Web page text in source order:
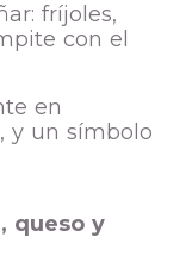
fríjoles,
con el
en
y un símbolo
queso y